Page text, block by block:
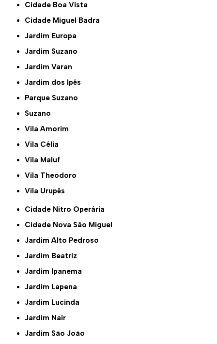
Cidade Boa Vista
Cidade Miguel Badra
Jardim Europa
Jardim Suzano
Jardim Varan
Jardim dos Ipês
Parque Suzano
Suzano
Vila Amorim
Vila Célia
Vila Maluf
Vila Theodoro
Vila Urupês
Cidade Nitro Operária
Cidade Nova São Miguel
Jardim Alto Pedroso
Jardim Beatriz
Jardim Ipanema
Jardim Lapena
Jardim Lucinda
Jardim Nair
Jardim São João